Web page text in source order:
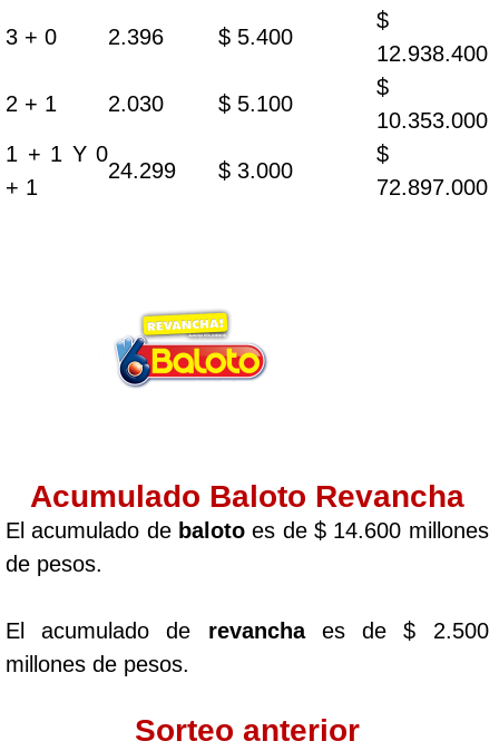
3 + 0 2.396 $ 5.400
$
12.938.400
2 + 1 2.030 $ 5.100
$
10.353.000
1 + 1 Y 0
+ 1
24.299 $ 3.000
$
72.897.000
Acumulado Baloto Revancha
El acumulado de balotoes de $ 14.600 millones
de pesos.
El acumulado de revanchaes de $ 2.500
millones de pesos.
Sorteo anterior